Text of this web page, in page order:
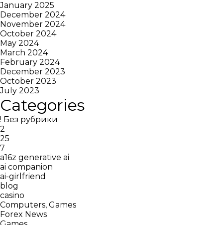
January 2025
December 2024
November 2024
October 2024
May 2024
March 2024
February 2024
December 2023
October 2023
July 2023
Categories
! Без рубрики
2
25
7
a16z generative ai
ai companion
ai-girlfriend
blog
casino
Computers, Games
Forex News